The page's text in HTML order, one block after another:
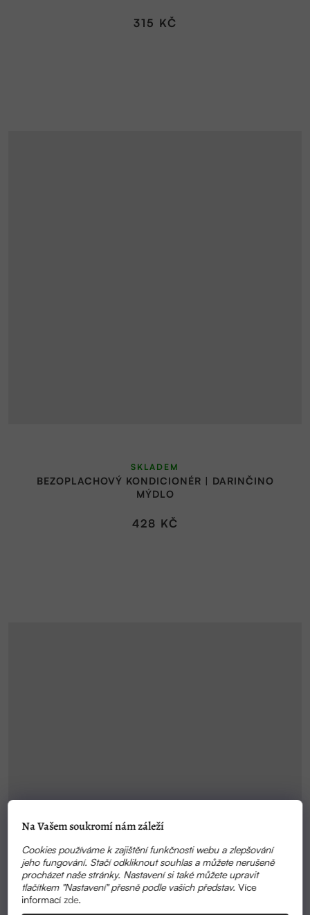
Na Vašem soukromí nám záleží
Cookies používáme k zajištění funkčnosti webu a zlepšování
jeho fungování. Stačí odkliknout souhlas a můžete nerušeně
procházet naše stránky. Nastavení si také můžete upravit
tlačítkem "Nastavení" přesně podle vašich představ.Více
informacízde.
5,0
315 KČ
BEZOPLACHOVÝ KONDICIONÉR | DARINČINO
MÝDLO
SKLADEM
428 KČ